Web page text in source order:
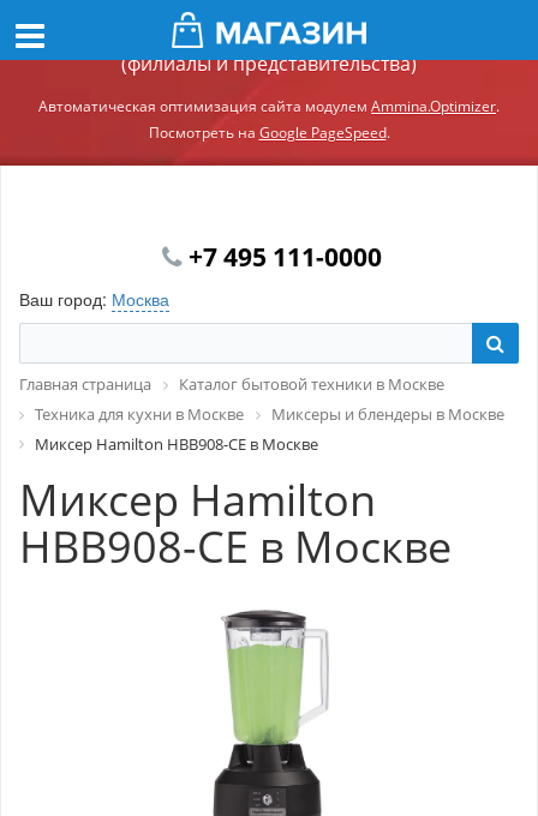
Демонстрационный сайт модуля Ammina.Регионы
(филиалы и представительства)
Автоматическая оптимизация сайта модулем Ammina.Optimizer.
Посмотреть на Google PageSpeed.
+7 495 111-0000
Ваш город: Москва
Главная страница
Каталог бытовой техники в Москве
Техника для кухни в Москве
Миксеры и блендеры в Москве
Миксер Hamilton HBB908-CE в Москве
Миксер Hamilton
HBB908-CE в Москве